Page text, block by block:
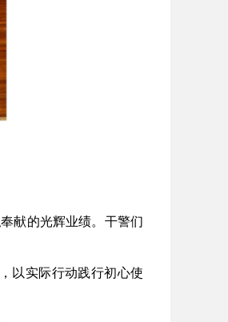
献的光辉业绩。干警们
以实际行动践行初心使